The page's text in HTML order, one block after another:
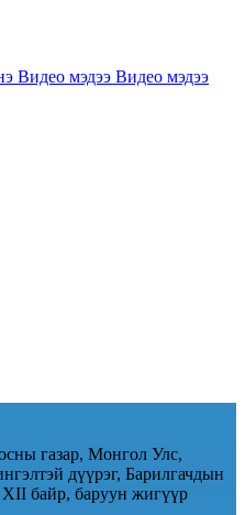
Видео мэдээ Видео мэдээ
газар, Монгол Улс,
дүүрэг, Барилгачдын
XII байр, баруун жигүүр